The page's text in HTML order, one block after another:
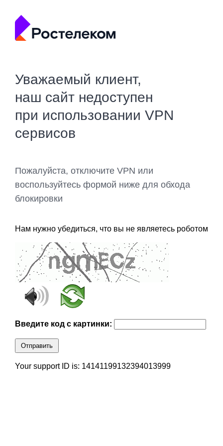
Уважаемый клиент,
наш сайт недоступен
при использовании VPN
сервисов
Пожалуйста, отключите VPN или
воспользуйтесь формой ниже для обхода
блокировки
Нам нужно убедиться, что вы не являетесь роботом
Введите код с картинки:
Отправить
Your support ID is: 14141199132394013999